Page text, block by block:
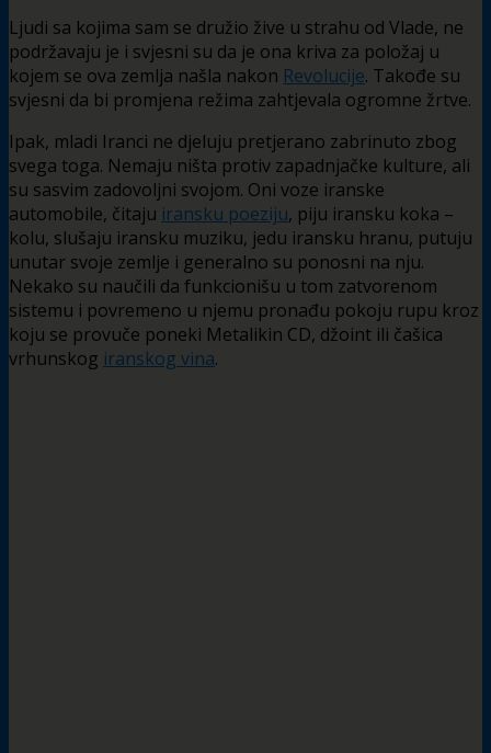
Ljudi sa kojima sam se družio žive u strahu od Vlade, ne
podržavaju je i svjesni su da je ona kriva za položaj u
kojem se ova zemlja našla nakon Revolucije. Takođe su
svjesni da bi promjena režima zahtjevala ogromne žrtve.
Ipak, mladi Iranci ne djeluju pretjerano zabrinuto zbog
svega toga. Nemaju ništa protiv zapadnjačke kulture, ali
su sasvim zadovoljni svojom. Oni voze iranske
automobile, čitaju iransku poeziju, piju iransku koka –
kolu, slušaju iransku muziku, jedu iransku hranu, putuju
unutar svoje zemlje i generalno su ponosni na nju.
Nekako su naučili da funkcionišu u tom zatvorenom
sistemu i povremeno u njemu pronađu pokoju rupu kroz
koju se provuče poneki Metalikin CD, džoint ili čašica
vrhunskog iranskog vina.